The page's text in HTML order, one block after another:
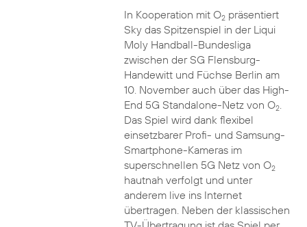
In Kooperation mit O2präsentiert
Sky das Spitzenspiel in der Liqui
Moly Handball-Bundesliga
zwischen der SG Flensburg-
Handewitt und Füchse Berlin am
10. November auch über das High-
End 5G Standalone-Netz von O2.
Das Spiel wird dank flexibel
einsetzbarer Profi- und Samsung-
Smartphone-Kameras im
superschnellen 5G Netz von O2
hautnah verfolgt und unter
anderem live ins Internet
übertragen. Neben der klassischen